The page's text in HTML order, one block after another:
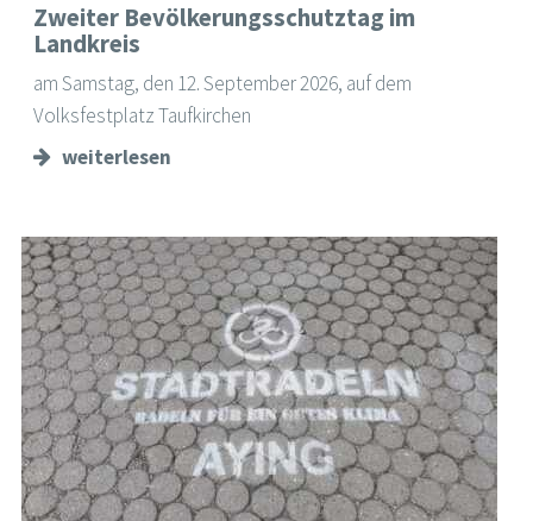
Zweiter Bevölkerungsschutztag im
Landkreis
am Samstag, den 12. September 2026, auf dem
Volksfestplatz Taufkirchen
weiterlesen